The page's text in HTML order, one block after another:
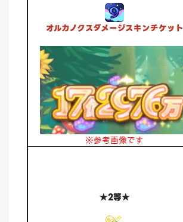
オルカノクスダメージスキンチケット
※参考画像です
★2等★